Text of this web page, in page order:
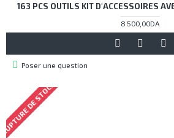
163 PCS OUTILS KIT D'ACCESSOIRES
8 500,00DA
Poser une question
DE STOCK